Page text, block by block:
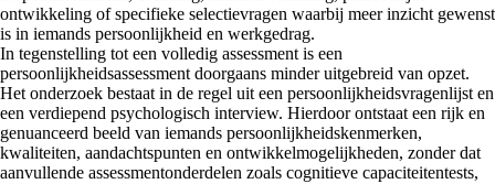
ontwikkeling of specifieke selectievragen waarbij meer inzicht gewenst
is in iemands persoonlijkheid en werkgedrag.
In tegenstelling tot een volledig assessment is een
persoonlijkheidsassessment doorgaans minder uitgebreid van opzet.
Het onderzoek bestaat in de regel uit een persoonlijkheidsvragenlijst en
een verdiepend psychologisch interview. Hierdoor ontstaat een rijk en
genuanceerd beeld van iemands persoonlijkheidskenmerken,
kwaliteiten, aandachtspunten en ontwikkelmogelijkheden, zonder dat
aanvullende assessmentonderdelen zoals cognitieve capaciteitentests,